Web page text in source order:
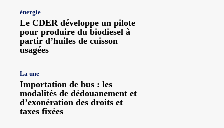
énergie
Le CDER développe un pilote
pour produire du biodiesel à
partir d’huiles de cuisson
usagées
La une
Importation de bus : les
modalités de dédouanement et
d’exonération des droits et
taxes fixées